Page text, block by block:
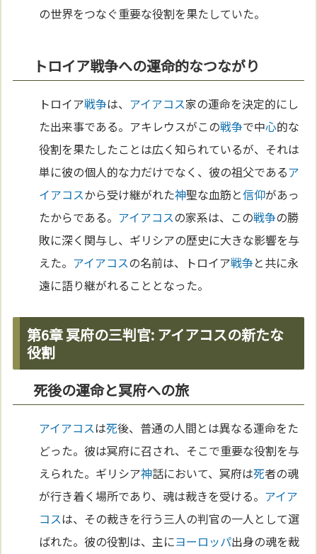
の世界をつなぐ重要な役割を果たしていた。
トロイア戦争への運命的なつながり
トロイア戦争は、 アイアコス家の運命を決定的にし
た出来事である。アキレウスがこの戦争で中心的な
役割を果たしたことは広く知られているが、それは
単に彼の個人的な力だけでなく、彼の祖父であるア
イアコスから受け継がれた神聖な血筋と信仰があっ
たからである。 アイアコスの家系は、この戦争の勝
敗に深く関与し、ギリシアの歴史に大きな影響を与
えた。 アイアコスの名前は、トロイア戦争と共に永
遠に語り継がれることとなった。
第6章 冥府の三判官: アイアコスの新たな
役割
死後の運命と冥府への旅
アイアコスは死後、普通の人間とは異なる運命をた
どった。彼は冥府に召され、そこで重要な役割を与
えられた。ギリシア神話において、冥府は死者の魂
が行き着く場所であり、魂は裁きを受ける。 アイア
コスは、その裁きを行う三人の判官の一人として選
ばれた。彼の役割は、主にヨーロッパ出身の魂を裁